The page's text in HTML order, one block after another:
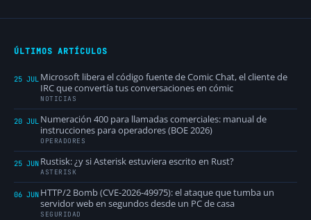
ÚLTIMOS ARTÍCULOS
25 JUL Microsoft libera el código fuente de Comic Chat, el cliente de
IRC que convertía tus conversaciones en cómic
NOTICIAS
20 JUL Numeración 400 para llamadas comerciales: manual de
instrucciones para operadores (BOE 2026)
OPERADORES
25 JUN Rustisk: ¿y si Asterisk estuviera escrito en Rust?
ASTERISK
06 JUN HTTP/2 Bomb (CVE-2026-49975): el ataque que tumba un
servidor web en segundos desde un PC de casa
SEGURIDAD